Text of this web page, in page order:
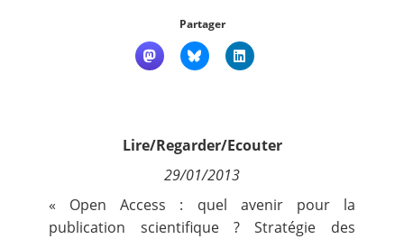
Qui sommes nous ?
Partager
Lire/Regarder/Ecouter
29/01/2013
« Open Access : quel avenir pour la
publication scientifique ? Stratégie des